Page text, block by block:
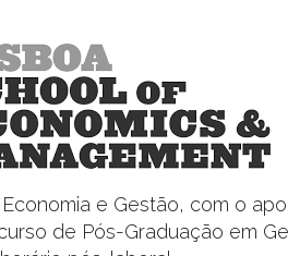
e Gestão, com o
de Pós-Graduação em